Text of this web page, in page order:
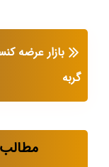
بازار عرضه
گربه